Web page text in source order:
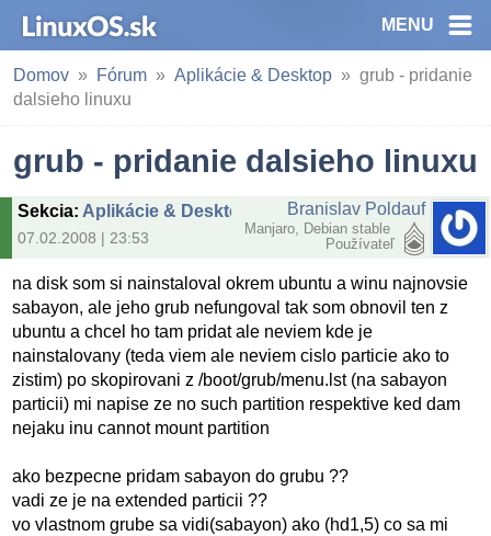
MENU
Domov Fórum Aplikácie & Desktop
grub - pridanie
dalsieho linuxu
grub - pridanie dalsieho linuxu
Sekcia: Aplikácie & Desktop
07.02.2008 | 23:53
Branislav Poldauf
Manjaro, Debian stable
Používateľ
na disk som si nainstaloval okrem ubuntu a winu najnovsie
sabayon, ale jeho grub nefungoval tak som obnovil ten z
ubuntu a chcel ho tam pridat ale neviem kde je
nainstalovany (teda viem ale neviem cislo particie ako to
zistim) po skopirovani z /boot/grub/menu.lst (na sabayon
particii) mi napise ze no such partition respektive ked dam
nejaku inu cannot mount partition
ako bezpecne pridam sabayon do grubu ??
vadi ze je na extended particii ??
vo vlastnom grube sa vidi(sabayon) ako (hd1,5) co sa mi